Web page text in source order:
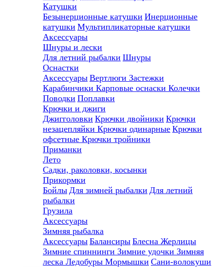
Катушки
Безынерционные катушки Инерционные
катушки Мультипликаторные катушки
Аксессуары
Шнуры и лески
Для летний рыбалки Шнуры
Оснастки
Аксессуары Вертлюги Застежки
Карабинчики Карповые оснаски Колечки
Поводки Поплавки
Крючки и джиги
Джигголовки Крючки двойники Крючки
незацепляйки Крючки одинарные Крючки
офсетные Крючки тройники
Приманки
Лето
Садки, раколовки, косынки
Прикормки
Бойлы Для зимней рыбалки Для летний
рыбалки
Грузила
Аксессуары
Зимняя рыбалка
Аксессуары Балансиры Блесна Жерлицы
Зимние спиннинги Зимние удочки Зимняя
леска Ледобуры Мормышки Сани-волокуши